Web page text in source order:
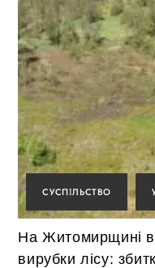
СУСПІЛЬСТВО
На Житомирщині
вирубки лісу: